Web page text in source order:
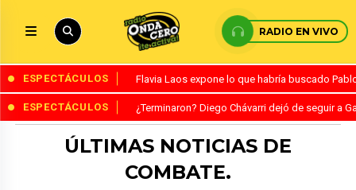
RADIO EN VIVO
ESPECTÁCULOS Flavia Laos expone lo que habría buscado
ESPECTÁCULOS ¿Terminaron? Diego Chávarri dejó de seguir a
ÚLTIMAS NOTICIAS DE
COMBATE.